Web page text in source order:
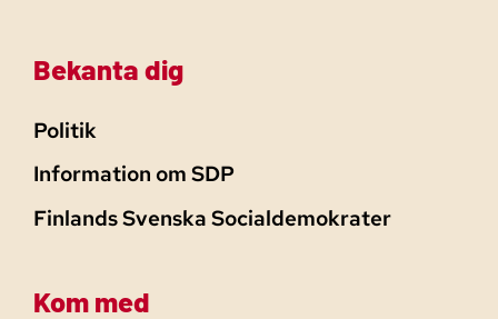
Bekanta dig
Politik
Information om SDP
Finlands Svenska Socialdemokrater
Kom med